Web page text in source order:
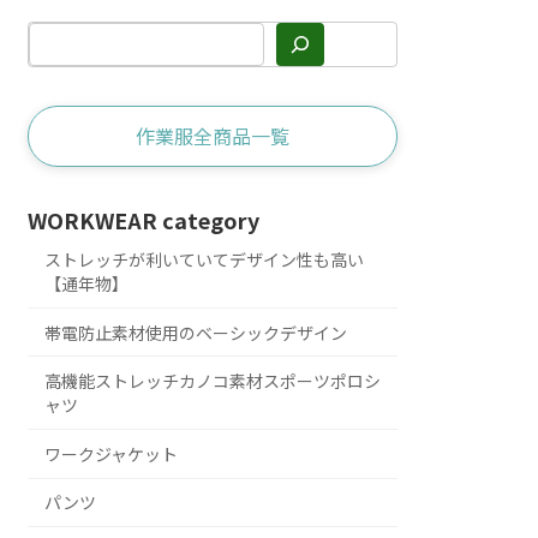
作業服全商品一覧
WORKWEAR category
ストレッチが利いていてデザイン性も高い
【通年物】
帯電防止素材使用のベーシックデザイン
高機能ストレッチカノコ素材スポーツポロシ
ャツ
ワークジャケット
パンツ